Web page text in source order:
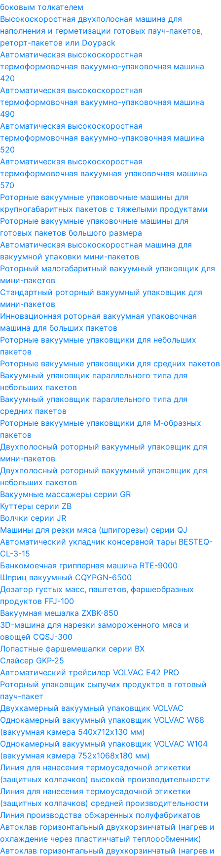
боковым толкателем
Высокоскоростная двухполосная машина для
наполнения и герметизации готовых пауч-пакетов,
реторт-пакетов или Doypack
Автоматическая высокоскоростная
термоформовочная вакуумно-упаковочная машина
420
Автоматическая высокоскоростная
термоформовочная вакуумно-упаковочная машина
490
Автоматическая высокоскоростная
термоформовочная вакуумно-упаковочная машина
520
Автоматическая высокоскоростная
термоформовочная вакуумная упаковочная машина
570
Роторные вакуумные упаковочные машины для
крупногабаритных пакетов с тяжелыми продуктами
Роторные вакуумные упаковочные машины для
готовых пакетов большого размера
Автоматическая высокоскоростная машина для
вакуумной упаковки мини-пакетов
Роторный малогабаритный вакуумный упаковщик для
мини-пакетов
Стандартный роторный вакуумный упаковщик для
мини-пакетов
Инновационная роторная вакуумная упаковочная
машина для больших пакетов
Роторные вакуумные упаковщики для небольших
пакетов
Роторные вакуумные упаковщики для средних пакетов
Вакуумный упаковщик параллельного типа для
небольших пакетов
Вакуумный упаковщик параллельного типа для
средних пакетов
Роторные вакуумные упаковщики для М-образных
пакетов
Двухполосный роторный вакуумный упаковщик для
мини-пакетов
Двухполосный роторный вакуумный упаковщик для
небольших пакетов
Вакуумные массажеры серии GR
Куттеры серии ZB
Волчки серии JR
Машины для резки мяса (шпигорезы) серии QJ
Автоматический укладчик консервной тары BESTEQ-
CL-3-15
Банкомоечная грипперная машина RTE-9000
Шприц вакуумный CQYPGN-6500
Дозатор густых масс, паштетов, фаршеобразных
продуктов FFJ-100
Вакуумная мешалка ZXBK-850
3D-машина для нарезки замороженного мяса и
овощей CQSJ-300
Лопастные фаршемешалки серии ВХ
Слайсер GKP-25
Автоматический трейсилер VOLVAC E42 PRO
Роторный упаковщик сыпучих продуктов в готовый
пауч-пакет
Двухкамерный вакуумный упаковщик VOLVAC
Однокамерный вакуумный упаковщик VOLVAC W68
(вакуумная камера 540х712х130 мм)
Однокамерный вакуумный упаковщик VOLVAC W104
(вакуумная камера 752х1068х180 мм)
Линия для нанесения термоусадочной этикетки
(защитных колпачков) высокой производительности
Линия для нанесения термоусадочной этикетки
(защитных колпачков) средней производительности
Линия производства обжаренных полуфабрикатов
Автоклав горизонтальный двухкорзинчатый (нагрев и
охлаждение через пластинчатый теплоообменник)
Автоклав горизонтальный двухкорзинчатый (нагрев и